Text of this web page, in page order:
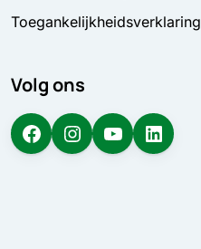
Toegankelijkheidsverklaring
Volg ons
Facebook Instagram YouTube LinkedIn